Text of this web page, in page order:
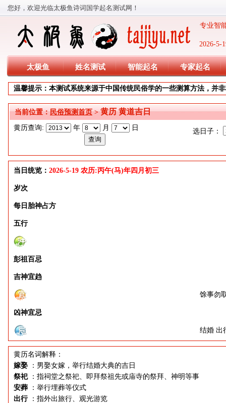
您好，欢迎光临太极鱼诗词国学起名测试网！
2026-5-
专业智
太极鱼 姓名测试 智能起名 专家起名
温馨提示：本测试系统来源于中国传统民俗学的一些测算方法，并
当前位置：民俗预测首页>黄历 黄道吉日
黄历查询: 年 月 日 选日子：
当日统览： 2026-5-19 农历:丙午(马)年四月初三
岁次
每日胎神占方
五行
彭祖百忌
吉神宜趋
馀事勿
凶神宜忌
结婚 出
黄历名词解释：
嫁娶
：男娶女嫁，举行结婚大典的吉日
祭祀 ：指祠堂之祭祀、即拜祭祖先或庙寺的祭拜、神明等事
安葬
：举行埋葬等仪式
出行 ：指外出旅行、观光游览